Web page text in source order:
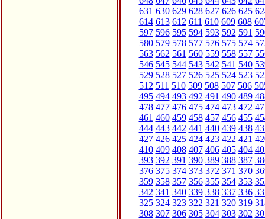
631 630 629 628 627 626 625
614 613 612 611 610 609 608
597 596 595 594 593 592 591
580 579 578 577 576 575 574
563 562 561 560 559 558 557
546 545 544 543 542 541 540
529 528 527 526 525 524 523
512 511 510 509 508 507 506
495 494 493 492 491 490 489
478 477 476 475 474 473 472
461 460 459 458 457 456 455
444 443 442 441 440 439 438
427 426 425 424 423 422 421
410 409 408 407 406 405 404
393 392 391 390 389 388 387
376 375 374 373 372 371 370
359 358 357 356 355 354 353
342 341 340 339 338 337 336
325 324 323 322 321 320 319
308 307 306 305 304 303 302